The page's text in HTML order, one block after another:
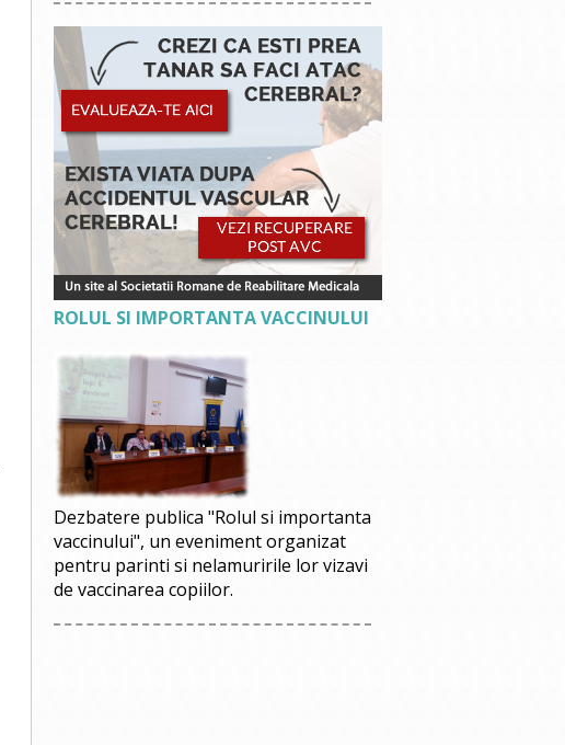
ROLUL SI IMPORTANTA VACCINULUI
Dezbatere publica "Rolul si importanta
vaccinului", un eveniment organizat
pentru parinti si nelamuririle lor vizavi
de vaccinarea copiilor.